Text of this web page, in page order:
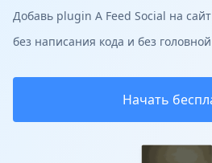
Добавь plugin A Feed Social на
без написания кода и без
Начать